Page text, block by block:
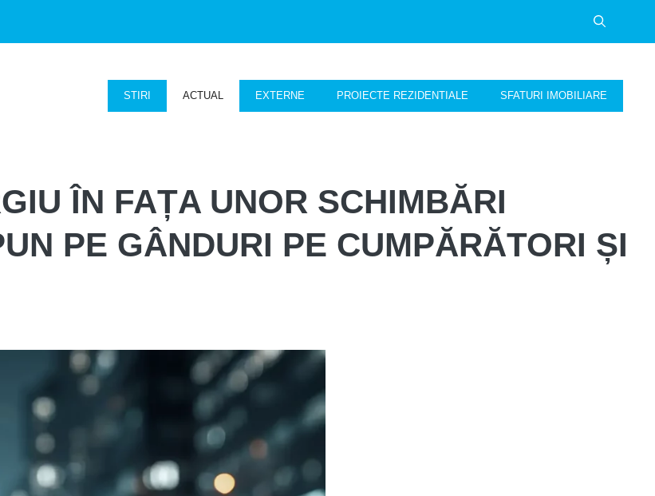
STIRI ACTUAL EXTERNE PROIECTE REZIDENTIALE SFATURI IMOBILIARE
ÎN FAȚA UNOR SCHIMBĂRI
PE GÂNDURI PE CUMPĂRĂTORI ȘI